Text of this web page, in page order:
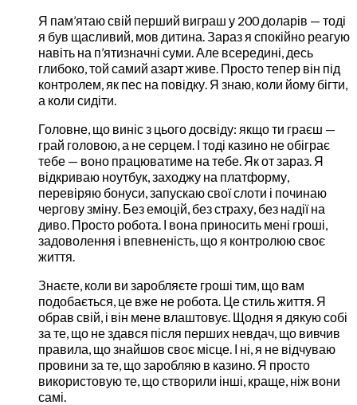
Я пам’ятаю свій перший виграш у 200 доларів — тоді
я був щасливий, мов дитина. Зараз я спокійно реагую
навіть на п’ятизначні суми. Але всередині, десь
глибоко, той самий азарт живе. Просто тепер він під
контролем, як пес на повідку. Я знаю, коли йому бігти,
а коли сидіти.
Головне, що виніс з цього досвіду: якщо ти граєш —
грай головою, а не серцем. І тоді казино не обіграє
тебе — воно працюватиме на тебе. Як от зараз. Я
відкриваю ноутбук, заходжу на платформу,
перевіряю бонуси, запускаю свої слоти і починаю
чергову зміну. Без емоцій, без страху, без надії на
диво. Просто робота. І вона приносить мені гроші,
задоволення і впевненість, що я контролюю своє
життя.
Знаєте, коли ви заробляєте гроші тим, що вам
подобається, це вже не робота. Це стиль життя. Я
обрав свій, і він мене влаштовує. Щодня я дякую собі
за те, що не здався після перших невдач, що вивчив
правила, що знайшов своє місце. І ні, я не відчуваю
провини за те, що заробляю в казино. Я просто
використовую те, що створили інші, краще, ніж вони
самі.